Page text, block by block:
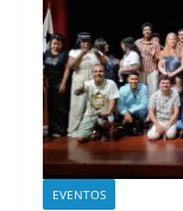
EVENTOS